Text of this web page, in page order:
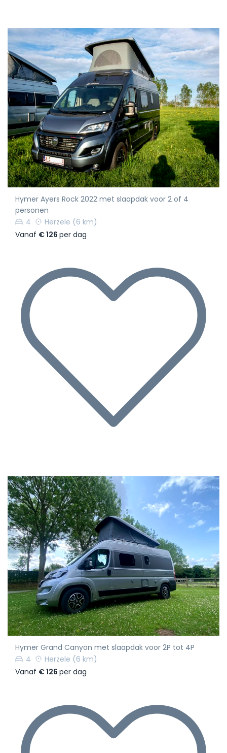
Hymer Ayers Rock 2022 met slaapdak voor 2 of 4
personen
4
Herzele (6 km)
Vanaf € 126 per dag
Hymer Grand Canyon met slaapdak voor 2P tot 4P
4
Herzele (6 km)
Vanaf € 126 per dag